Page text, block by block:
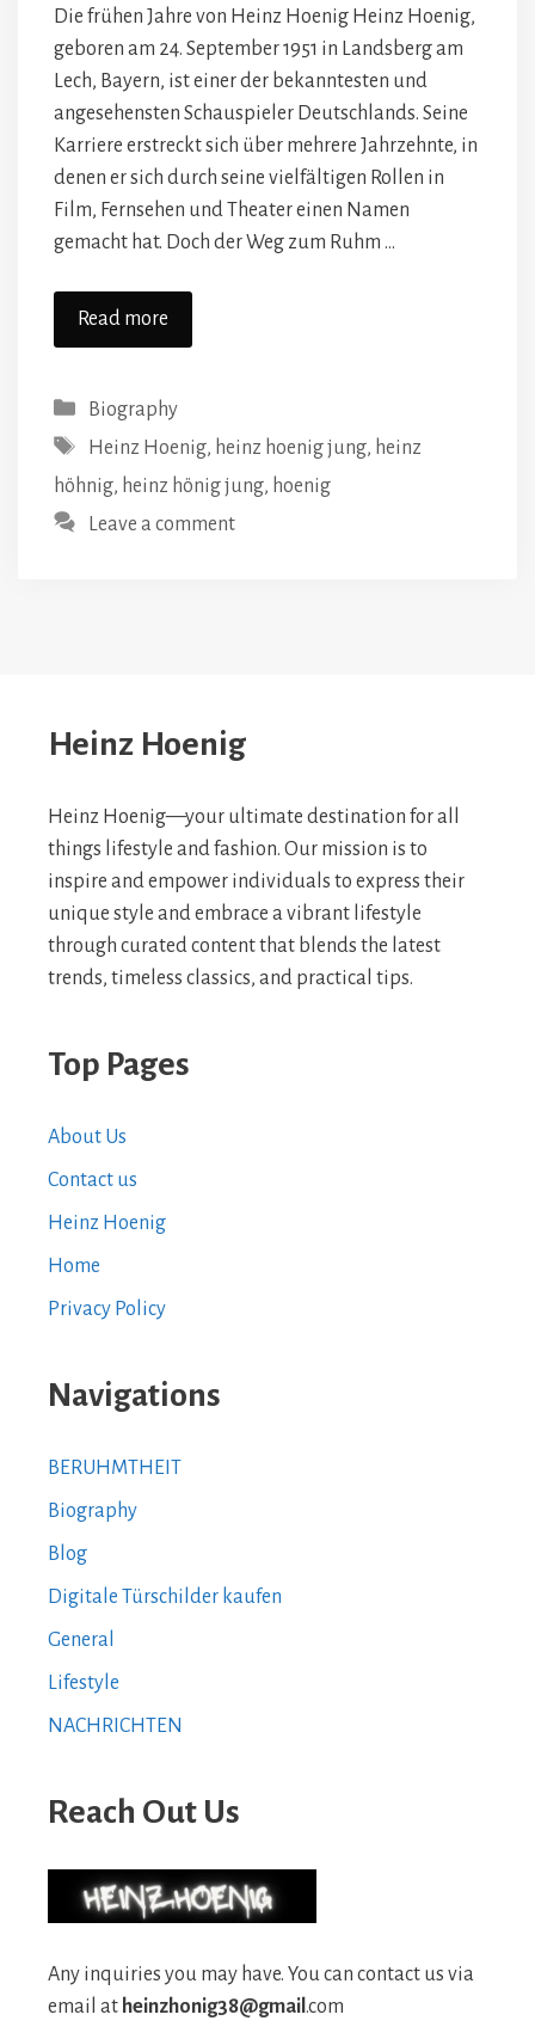
Die frühen Jahre von Heinz Hoenig Heinz Hoenig,
geboren am 24. September 1951 in Landsberg am
Lech, Bayern, ist einer der bekanntesten und
angesehensten Schauspieler Deutschlands. Seine
Karriere erstreckt sich über mehrere Jahrzehnte, in
denen er sich durch seine vielfältigen Rollen in
Film, Fernsehen und Theater einen Namen
gemacht hat. Doch der Weg zum Ruhm …
Read more
Categories
Biography
Tags
Heinz Hoenig, heinz hoenig jung, heinz
höhnig, heinz hönig jung, hoenig
Leave a comment
Heinz Hoenig
Heinz Hoenig—your ultimate destination for all
things lifestyle and fashion. Our mission is to
inspire and empower individuals to express their
unique style and embrace a vibrant lifestyle
through curated content that blends the latest
trends, timeless classics, and practical tips.
Top Pages
About Us
Contact us
Heinz Hoenig
Home
Privacy Policy
Navigations
BERUHMTHEIT
Biography
Blog
Digitale Türschilder kaufen
General
Lifestyle
NACHRICHTEN
Reach Out Us
Any inquiries you may have. You can contact us via
email at heinzhonig38@gmail .com